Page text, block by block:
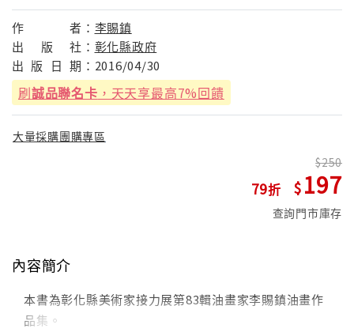
作 者： 李賜鎮
出
版 社： 彰化縣政府
出 版 日 期： 2016/04/30
刷誠品聯名卡 ，天天享最高7%回饋
大量採購團購專區
79
250
197
查詢門市庫存
內容簡介
本書為彰化縣美術家接力展第83輯油畫家李賜鎮油畫作
品集。